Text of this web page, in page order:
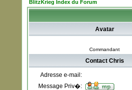
BlitzKrieg Index du Forum
Avatar
Commandant
Contact Chris
Adresse e-mail:
Message Priv�: